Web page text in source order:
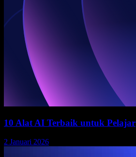
10 Alat AI Terbaik untuk Pelajar
2 Januari 2026